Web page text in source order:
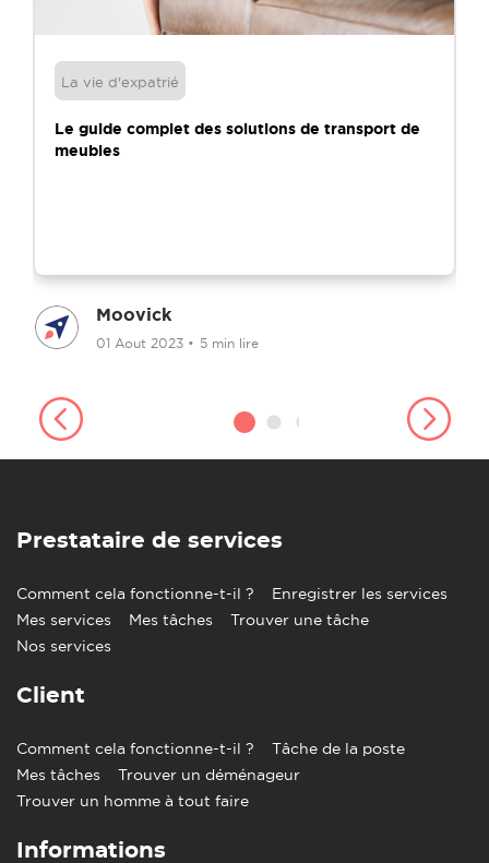
La vie d'expatrié
Le guide complet des solutions de transport de
meubles
Moovick
01 Aout 2023 • 5 min lire
Prestataire de services
Comment cela fonctionne-t-il ?
Enregistrer les services
Mes services
Mes tâches
Trouver une tâche
Nos services
Client
Comment cela fonctionne-t-il ?
Tâche de la poste
Mes tâches
Trouver un déménageur
Trouver un homme à tout faire
Informations